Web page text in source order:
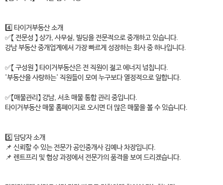
4️⃣ 타이거부동산 소개
✅【 전문성 】 상가, 사무실, 빌딩을 전문적으로 중개하고 있습니다.
강남 부동산 중개업계에서 가장 빠르게 성장하는 회사 중 하나입니다.
✅【 구성원 】 타이거부동산은 전 직원이 젊고 에너지 넘칩니다.
'부동산을 사랑하는' 직원들이 모여 누구보다 열정적으로 일합니다.
✅【매물관리】 강남, 서초 매물 통합 관리 중입니다.
타이거부동산 매물 홈페이지로 오시면 더 많은 매물을 볼 수 있습니다.
5️⃣ 담당자 소개
📌 신뢰할 수 있는 전문가 공인중개사 김예나 차장입니다.
📌 렌트프리 및 협상 과정에서 전문가의 품격을 보여 드리겠습니다.